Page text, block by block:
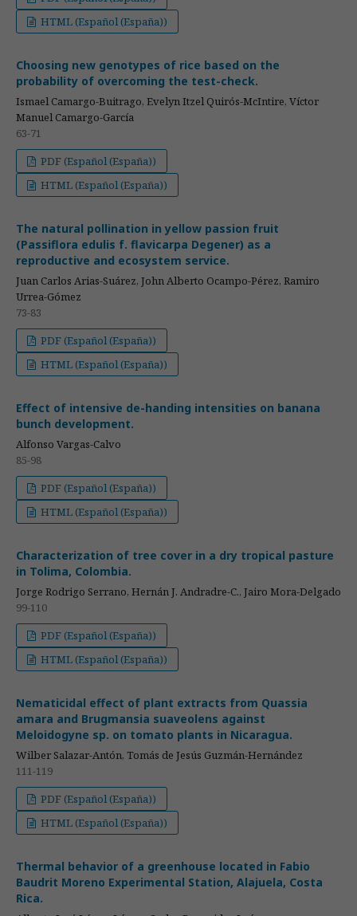
HTML (Español (España))
Choosing new genotypes of rice based on the
probability of overcoming the test-check.
Ismael Camargo-Buitrago, Evelyn Itzel Quirós-McIntire, Víctor
Manuel Camargo-García
63-71
PDF (Español (España))
HTML (Español (España))
The natural pollination in yellow passion fruit
(Passiflora edulis f. flavicarpa Degener) as a
reproductive and ecosystem service.
Juan Carlos Arias-Suárez, John Alberto Ocampo-Pérez, Ramiro
Urrea-Gómez
73-83
PDF (Español (España))
HTML (Español (España))
Effect of intensive de-handing intensities on banana
bunch development.
Alfonso Vargas-Calvo
85-98
PDF (Español (España))
HTML (Español (España))
Characterization of tree cover in a dry tropical pasture
in Tolima, Colombia.
Jorge Rodrigo Serrano, Hernán J. Andradre-C., Jairo Mora-Delgado
99-110
PDF (Español (España))
HTML (Español (España))
Nematicidal effect of plant extracts from Quassia
amara and Brugmansia suaveolens against
Meloidogyne sp. on tomato plants in Nicaragua.
Wilber Salazar-Antón, Tomás de Jesús Guzmán-Hernández
111-119
PDF (Español (España))
HTML (Español (España))
Thermal behavior of a greenhouse located in Fabio
Baudrit Moreno Experimental Station, Alajuela, Costa
Rica.